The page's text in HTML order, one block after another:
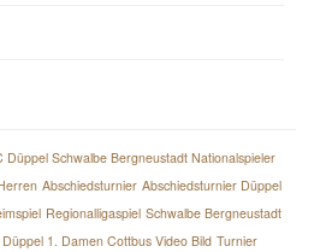
Düppel Schwalbe Bergneustadt Nationalspieler
Abschiedsturnier Abschiedsturnier Düppel
Regionalligaspiel Schwalbe Bergneustadt
1. Damen Cottbus Video Bild Turnier